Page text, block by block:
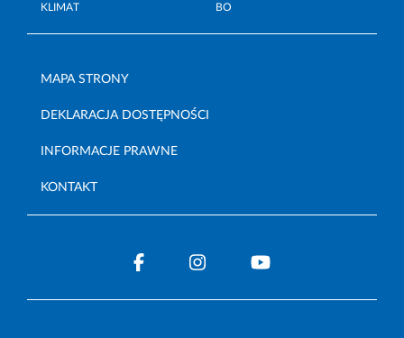
KLIMAT BO
MAPA STRONY
DEKLARACJA DOSTĘPNOŚCI
INFORMACJE PRAWNE
KONTAKT